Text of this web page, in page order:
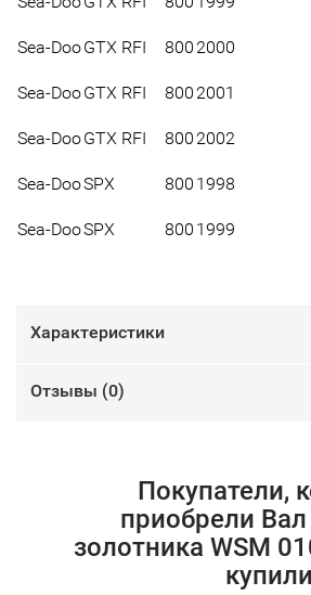
Sea-DooGTX RFI 800 2000
Sea-DooGTX RFI 800 2001
Sea-DooGTX RFI 800 2002
Sea-DooSPX 800 1998
Sea-DooSPX 800 1999
Характеристики
Отзывы (0)
Покупатели,
приобрели
золотника WSM
купили